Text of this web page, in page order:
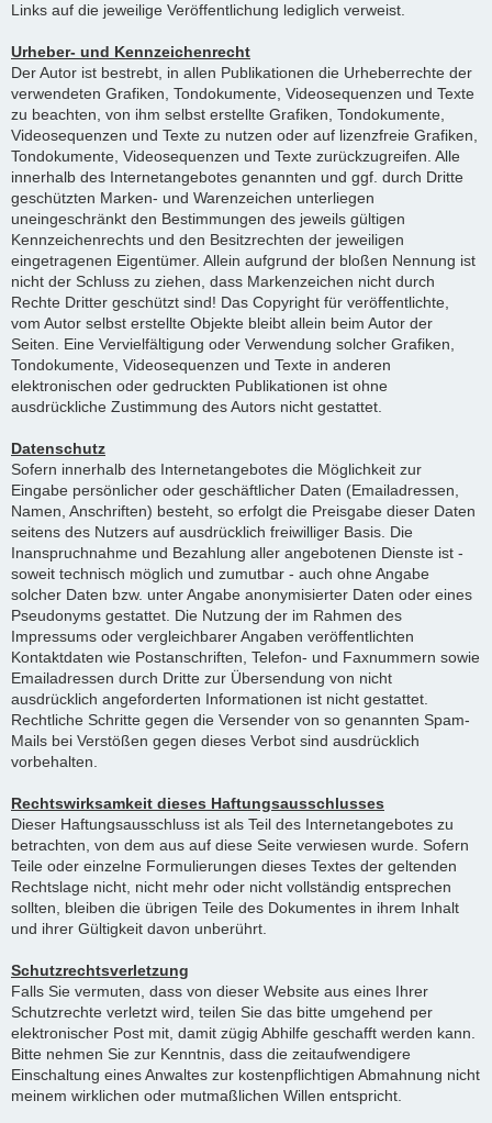
Links auf die jeweilige Veröffentlichung lediglich verweist.
Urheber- und Kennzeichenrecht
Der Autor ist bestrebt, in allen Publikationen die Urheberrechte der
verwendeten Grafiken, Tondokumente, Videosequenzen und Texte
zu beachten, von ihm selbst erstellte Grafiken, Tondokumente,
Videosequenzen und Texte zu nutzen oder auf lizenzfreie Grafiken,
Tondokumente, Videosequenzen und Texte zurückzugreifen. Alle
innerhalb des Internetangebotes genannten und ggf. durch Dritte
geschützten Marken- und Warenzeichen unterliegen
uneingeschränkt den Bestimmungen des jeweils gültigen
Kennzeichenrechts und den Besitzrechten der jeweiligen
eingetragenen Eigentümer. Allein aufgrund der bloßen Nennung ist
nicht der Schluss zu ziehen, dass Markenzeichen nicht durch
Rechte Dritter geschützt sind! Das Copyright für veröffentlichte,
vom Autor selbst erstellte Objekte bleibt allein beim Autor der
Seiten. Eine Vervielfältigung oder Verwendung solcher Grafiken,
Tondokumente, Videosequenzen und Texte in anderen
elektronischen oder gedruckten Publikationen ist ohne
ausdrückliche Zustimmung des Autors nicht gestattet.
Datenschutz
Sofern innerhalb des Internetangebotes die Möglichkeit zur
Eingabe persönlicher oder geschäftlicher Daten (Emailadressen,
Namen, Anschriften) besteht, so erfolgt die Preisgabe dieser Daten
seitens des Nutzers auf ausdrücklich freiwilliger Basis. Die
Inanspruchnahme und Bezahlung aller angebotenen Dienste ist -
soweit technisch möglich und zumutbar - auch ohne Angabe
solcher Daten bzw. unter Angabe anonymisierter Daten oder eines
Pseudonyms gestattet. Die Nutzung der im Rahmen des
Impressums oder vergleichbarer Angaben veröffentlichten
Kontaktdaten wie Postanschriften, Telefon- und Faxnummern sowie
Emailadressen durch Dritte zur Übersendung von nicht
ausdrücklich angeforderten Informationen ist nicht gestattet.
Rechtliche Schritte gegen die Versender von so genannten Spam-
Mails bei Verstößen gegen dieses Verbot sind ausdrücklich
vorbehalten.
Rechtswirksamkeit dieses Haftungsausschlusses
Dieser Haftungsausschluss ist als Teil des Internetangebotes zu
betrachten, von dem aus auf diese Seite verwiesen wurde. Sofern
Teile oder einzelne Formulierungen dieses Textes der geltenden
Rechtslage nicht, nicht mehr oder nicht vollständig entsprechen
sollten, bleiben die übrigen Teile des Dokumentes in ihrem Inhalt
und ihrer Gültigkeit davon unberührt.
Schutzrechtsverletzung
Falls Sie vermuten, dass von dieser Website aus eines Ihrer
Schutzrechte verletzt wird, teilen Sie das bitte umgehend per
elektronischer Post mit, damit zügig Abhilfe geschafft werden kann.
Bitte nehmen Sie zur Kenntnis, dass die zeitaufwendigere
Einschaltung eines Anwaltes zur kostenpflichtigen Abmahnung nicht
meinem wirklichen oder mutmaßlichen Willen entspricht.